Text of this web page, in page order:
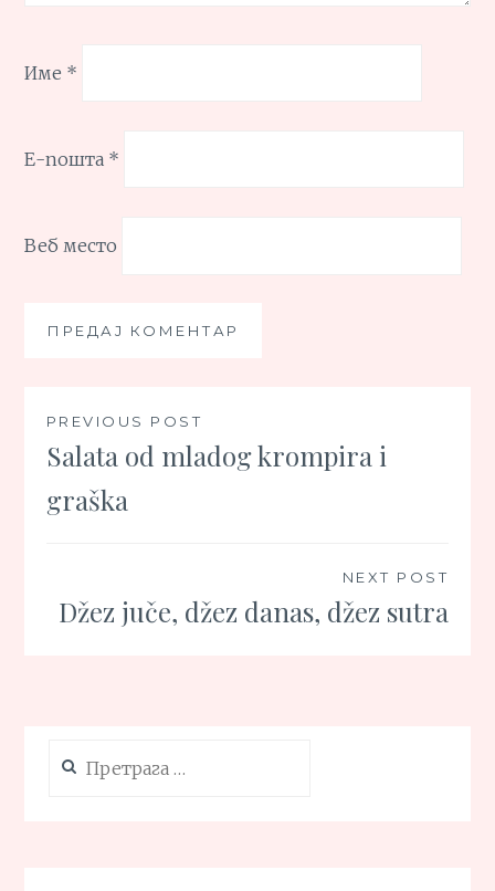
Име *
Е-пошта *
Веб место
Кретање
чланка
PREVIOUS POST
Salata od mladog krompira i
graška
NEXT POST
Džez juče, džez danas, džez sutra
за: